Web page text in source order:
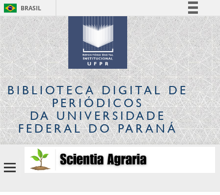
BRASIL
Simplifique!
Comunica BR
Participe
Acesso à informação
Legislação
Canais
BIBLIOTECA DIGITALDE
PERIÓDICOS
DA UNIVERSIDADE
FEDERAL DO PARANÁ